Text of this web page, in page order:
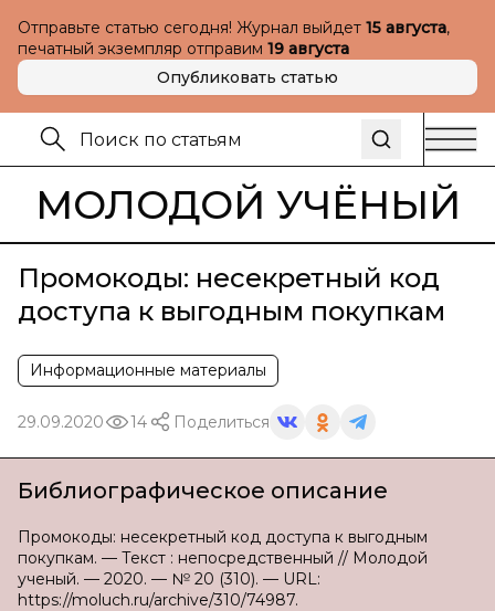
Отправьте статью сегодня! Журнал выйдет 15 августа,
печатный экземпляр отправим 19 августа
Опубликовать статью
МОЛОДОЙ УЧЁНЫЙ
Промокоды: несекретный код
доступа к выгодным покупкам
Информационные материалы
29.09.2020 14 Поделиться
Библиографическое описание
Промокоды: несекретный код доступа к выгодным
покупкам. — Текст : непосредственный // Молодой
ученый. — 2020. — № 20 (310). — URL:
https://moluch.ru/archive/310/74987.